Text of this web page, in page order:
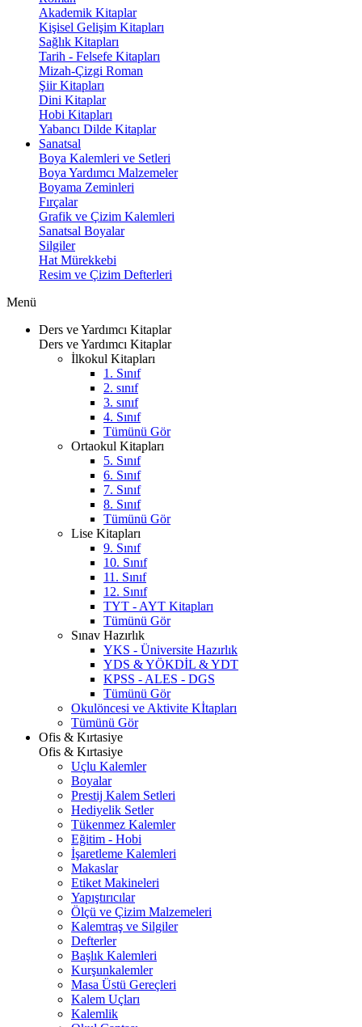
Akademik Kitaplar
Kişisel Gelişim Kitapları
Sağlık Kitapları
Tarih - Felsefe Kitapları
Mizah-Çizgi Roman
Şiir Kitapları
Dini Kitaplar
Hobi Kitapları
Yabancı Dilde Kitaplar
Sanatsal
Boya Kalemleri ve Setleri
Boya Yardımcı Malzemeler
Boyama Zeminleri
Fırçalar
Grafik ve Çizim Kalemleri
Sanatsal Boyalar
Silgiler
Hat Mürekkebi
Resim ve Çizim Defterleri
Menü
Ders ve Yardımcı Kitaplar
Ders ve Yardımcı Kitaplar
İlkokul Kitapları
1. Sınıf
2. sınıf
3. sınıf
4. Sınıf
Tümünü Gör
Ortaokul Kitapları
5. Sınıf
6. Sınıf
7. Sınıf
8. Sınıf
Tümünü Gör
Lise Kitapları
9. Sınıf
10. Sınıf
11. Sınıf
12. Sınıf
TYT - AYT Kitapları
Tümünü Gör
Sınav Hazırlık
YKS - Üniversite Hazırlık
YDS & YÖKDİL & YDT
KPSS - ALES - DGS
Tümünü Gör
Okulöncesi ve Aktivite Kİtapları
Tümünü Gör
Ofis & Kırtasiye
Ofis & Kırtasiye
Uçlu Kalemler
Boyalar
Prestij Kalem Setleri
Hediyelik Setler
Tükenmez Kalemler
Eğitim - Hobi
İşaretleme Kalemleri
Makaslar
Etiket Makineleri
Yapıştırıcılar
Ölçü ve Çizim Malzemeleri
Kalemtraş ve Silgiler
Defterler
Başlık Kalemleri
Kurşunkalemler
Masa Üstü Gereçleri
Kalem Uçları
Kalemlik